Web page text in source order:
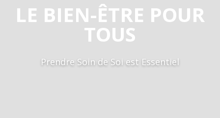
LE BIEN-ÊTRE POUR
TOUS
Prendre Soin de Soi est Essentiel